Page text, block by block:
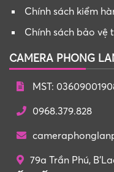
Chính sách kiểm
Chính sách bảo vệ
CAMERA PHONG
MST:
0968.379.828
79a Trần Phú,